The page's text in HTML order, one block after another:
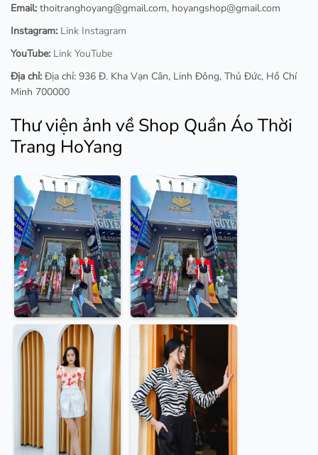
Email: thoitranghoyang@gmail.com, hoyangshop@gmail.com
Instagram: Link Instagram
YouTube: Link YouTube
Địa chỉ: Địa chỉ: 936 Đ. Kha Vạn Cân, Linh Đông, Thủ Đức, Hồ Chí
Minh 700000
Thư viện ảnh về Shop Quần Áo Thời
Trang HoYang